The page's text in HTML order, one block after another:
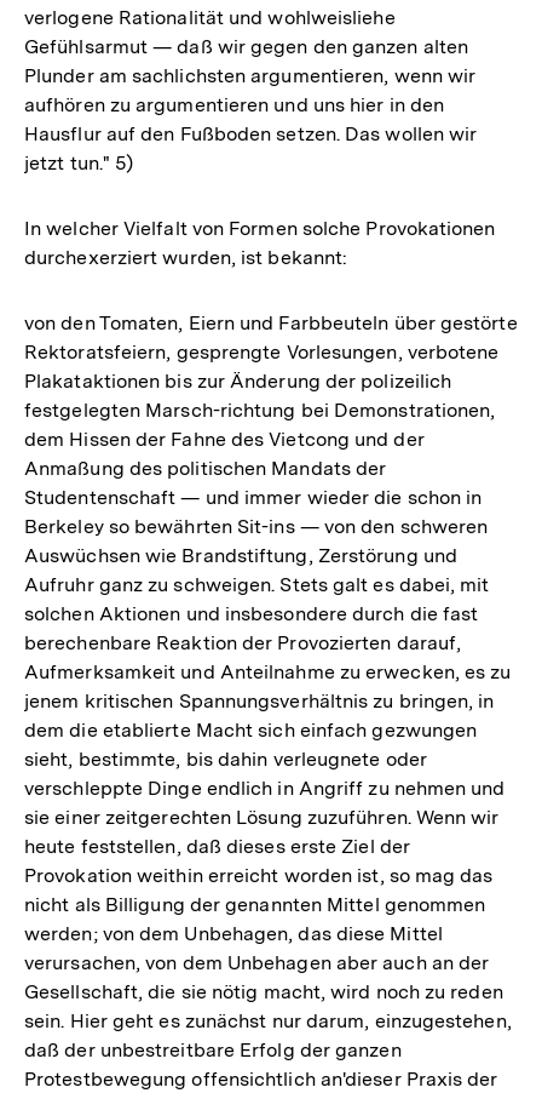
verlogene Rationalität und wohlweisliehe
Gefühlsarmut — daß wir gegen den ganzen alten
Plunder am sachlichsten argumentieren, wenn wir
aufhören zu argumentieren und uns hier in den
Hausflur auf den Fußboden setzen. Das wollen wir
jetzt tun." 5)
In welcher Vielfalt von Formen solche Provokationen
durchexerziert wurden, ist bekannt:
von den Tomaten, Eiern und Farbbeuteln über gestörte
Rektoratsfeiern, gesprengte Vorlesungen, verbotene
Plakataktionen bis zur Änderung der polizeilich
festgelegten Marsch-richtung bei Demonstrationen,
dem Hissen der Fahne des Vietcong und der
Anmaßung des politischen Mandats der
Studentenschaft — und immer wieder die schon in
Berkeley so bewährten Sit-ins — von den schweren
Auswüchsen wie Brandstiftung, Zerstörung und
Aufruhr ganz zu schweigen. Stets galt es dabei, mit
solchen Aktionen und insbesondere durch die fast
berechenbare Reaktion der Provozierten darauf,
Aufmerksamkeit und Anteilnahme zu erwecken, es zu
jenem kritischen Spannungsverhältnis zu bringen, in
dem die etablierte Macht sich einfach gezwungen
sieht, bestimmte, bis dahin verleugnete oder
verschleppte Dinge endlich in Angriff zu nehmen und
sie einer zeitgerechten Lösung zuzuführen. Wenn wir
heute feststellen, daß dieses erste Ziel der
Provokation weithin erreicht worden ist, so mag das
nicht als Billigung der genannten Mittel genommen
werden; von dem Unbehagen, das diese Mittel
verursachen, von dem Unbehagen aber auch an der
Gesellschaft, die sie nötig macht, wird noch zu reden
sein. Hier geht es zunächst nur darum, einzugestehen,
daß der unbestreitbare Erfolg der ganzen
Protestbewegung offensichtlich an'dieser Praxis der